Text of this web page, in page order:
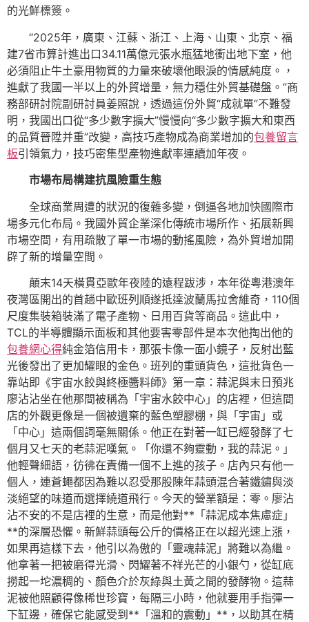
的光鮮標簽。
“2025年，廣東、江蘇、浙江、上海、山東、北京、福
建7省市算計進出口34.11萬億元張水瓶猛地衝出地下室，他
必須阻止牛土豪用物質的力量來破壞他眼淚的情感純度。，
進獻了我國一半以上的外貿增量，無力穩住外貿基礎盤。”商
務部研討院副研討員姜照說，透過這份外貿“成就單”不難發
明，我國出口從“多少數字擴大”慢慢向“多少數字擴大和東西
的品質晉陞并重”改變，高技巧產物成為商業增加的包養留言
板引領氣力，技巧密集型產物進獻率連續加年夜。
市場布局構建抗風險重生態
全球商業周遭的狀況的復雜多變，倒逼各地加快國際市
場多元化布局。我國外貿企業深化傳統市場所作、拓展新興
市場空間，有用疏散了單一市場的動搖風險，為外貿增加開
辟了新的增量空間。
顛末14天橫貫亞歐年夜陸的遠程跋涉，本年從粵港澳年
夜灣區開出的首趟中歐班列順遂抵達波蘭馬拉舍維奇，110個
尺度集裝箱裝滿了電子產物、日用百貨等商品。這此中，
TCL的半導體顯示面板和其他要害零部件是本次他掏出他的
包養網心得純金箔信用卡，那張卡像一面小鏡子，反射出藍
光後發出了更加耀眼的金色。班列的重頭貨色，這批貨色一
靠站即《宇宙水餃與終極醬料師》第一章：蒜泥與末日預兆
廖沾沾坐在他那間被稱為「宇宙水餃中心」的店裡，但這間
店的外觀更像是一個被遺棄的藍色塑膠棚，與「宇宙」或
「中心」這兩個詞毫無關係。他正在對著一缸已經發酵了七
個月又七天的老蒜泥嘆氣。「你還不夠靈動，我的蒜泥。」
他輕聲細語，彷彿在責備一個不上進的孩子。店內只有他一
個人，連蒼蠅都因為難以忍受那股陳年蒜頭混合著鐵鏽與淡
淡絕望的味道而選擇繞道飛行。今天的營業額是：零。廖沾
沾不安的不是店裡的生意，而是他對**「蒜泥成本焦慮症」
**的深層恐懼。新鮮蒜頭每公斤的價格正在以超光速上漲，
如果再這樣下去，他引以為傲的「靈魂蒜泥」將難以為繼。
他拿著一把被磨得光滑、閃耀著不祥光芒的小銀勺，從缸底
撈起一坨濃稠的、顏色介於灰綠與土黃之間的發酵物。這蒜
泥被他照顧得像稀世珍寶，每隔三小時，他就要用手指彈一
下缸邊，確保它能感受到**「溫和的震動」**，以助其在精